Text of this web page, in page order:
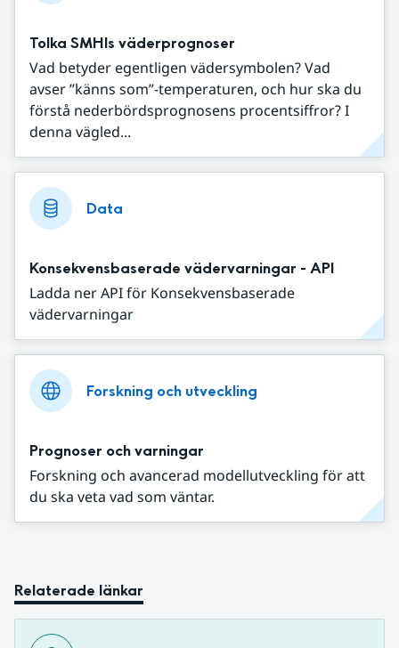
Tolka SMHIs väderprognoser
Vad betyder egentligen vädersymbolen? Vad
avser ”känns som”-temperaturen, och hur ska du
förstå nederbördsprognosens procentsiffror? I
denna vägled...
Data
Konsekvensbaserade vädervarningar - API
Ladda ner API för Konsekvensbaserade
vädervarningar
Forskning och utveckling
Prognoser och varningar
Forskning och avancerad modellutveckling för att
du ska veta vad som väntar.
Relaterade länkar